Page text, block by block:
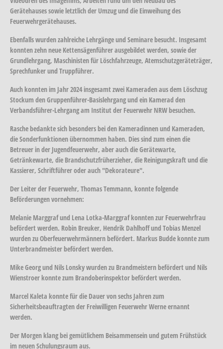
Gerätehauses sowie letztlich der Umzug und die Einweihung des
Feuerwehrgerätehauses.
Ebenfalls wurden zahlreiche Lehrgänge und Seminare besucht. Insgesamt
konnten zehn neue Kettensägenführer ausgebildet werden, sowie der
Grundlehrgang, Maschinisten für Löschfahrzeuge, Atemschutzgeräteträger,
Sprechfunker und Truppführer.
Auch konnten im Jahr 2024 insgesamt zwei Kameraden aus dem Löschzug
Stockum den Gruppenführer-Basislehrgang und ein Kamerad den
Verbandsführer-Lehrgang am Institut der Feuerwehr NRW besuchen.
Rasche bedankte sich besonders bei den Kameradinnen und Kameraden,
die Sonderfunktionen übernommen haben. Dies sind zum einen die
Betreuer in der Jugendfeuerwehr, aber auch die Gerätewarte,
Getränkewarte, die Brandschutzfrüherzieher, die Reinigungskraft und die
Kassierer, Schriftführer oder auch "Dekorateure".
Der Leiter der Feuerwehr, Thomas Temmann, konnte folgende
Beförderungen vornehmen:
Melanie Marggraf und Lena Lotka-Marggraf konnten zur Feuerwehrfrau
befördert werden. Robin Breuker, Hendrik Dahlhoff und Tobias Menzel
wurden zu Oberfeuerwehrmännern befördert. Markus Budde konnte zum
Unterbrandmeister befördert werden.
Mike Georg und Nils Lonsky wurden zu Brandmeistern befördert und Nils
Wienstroer konnte zum Brandoberinspektor befördert werden.
Marcel Kaleta konnte für die Dauer von sechs Jahren zum
Sicherheitsbeauftragten der Freiwilligen Feuerwehr Werne ernannt
werden.
Der Morgen klang bei gemütlichem Beisammensein und gutem Frühstück
im neuen Schulungsraum aus.